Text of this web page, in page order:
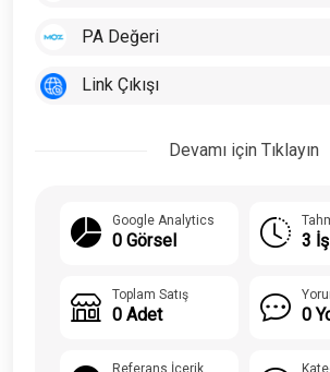
PA Değeri
Link Çıkışı
Devamı için Tıklayın
Google Analytics
0 Görsel 3
Toplam Satış
0 Adet 0
Referans İçerik